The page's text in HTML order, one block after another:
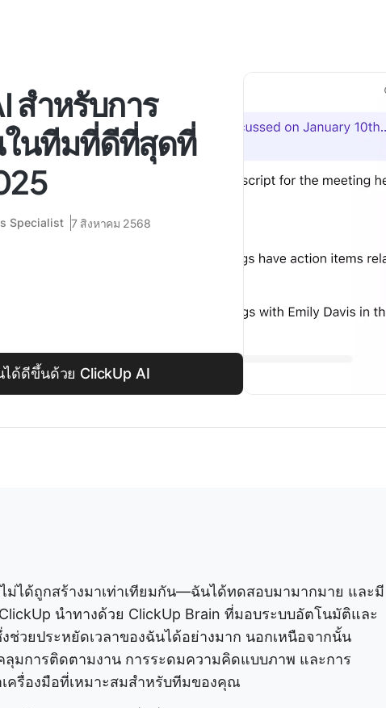
สำหรับการ
นทีมที่ดีที่สุดที่
Specialist 7 สิงหาคม 2568
ด้ดีขึ้นด้วย ClickUp AI
ม่ได้ถูกสร้างมาเท่าเทียมกัน—ฉันได้ทดสอบมามากมาย และมี
นำทางด้วย ClickUp Brain ที่มอบระบบอัตโนมัติและ
วยประหยัดเวลาของฉันได้อย่างมาก นอกเหนือจากนั้น
ลุมการติดตามงาน การระดมความคิดแบบภาพ และการ
ครื่องมือที่เหมาะสมสำหรับทีมของคุณ